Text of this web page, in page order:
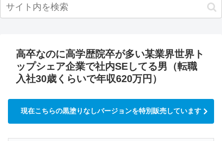
高卒なのに高学歴院卒が多い某業界世界ト
ップシェア企業で社内SEしてる男（転職
入社30歳くらいで年収620万円）
現在こちらの黒塗りなしバージョンを特別販売しています